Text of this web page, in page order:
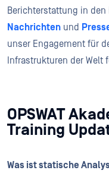
Berichterstattung in den
Nachrichten und
unser Engagement für
Infrastrukturen der Welt
OPSWAT
Training
Was ist statische